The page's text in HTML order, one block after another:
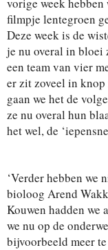
filmpje lentegroen
Deze week is de
je nu overal in bloei
een team van vier
er zit zoveel in
gaan we het de
ze nu overal hun
het wel, de
‘Verder hebben we
bioloog Arend
Kouwen hadden we
we nu op de
bijvoorbeeld meer